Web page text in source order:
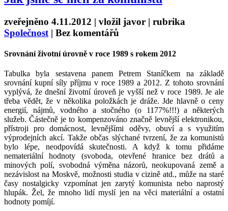
zveřejněno 4.11.2012 | vložil javor | rubrika
Společnost | Bez komentářů
Srovnání životní úrovně v roce 1989 s rokem 2012
Tabulka byla sestavena panem Petrem Staníčkem na základě
srovnání kupní síly příjmu v roce 1989 a 2012. Z tohoto srovnání
vyplývá, že dnešní životní úroveň je vyšší než v roce 1989. Je ale
třeba vědět, že v několika položkách je dráže. Jde hlavně o ceny
energií, nájmů, vodného a stočného (o 1177%!!!) a některých
služeb. Částečně je to kompenzováno značně levnější elektronikou,
přístroji pro domácnost, levnějšími oděvy, obuví a s využitím
výprodejních akcí. Takže občas slýchané tvrzení, že za komunistů
bylo lépe, neodpovídá skutečnosti. A když k tomu přidáme
nemateriální hodnoty (svoboda, otevřené hranice bez drátů a
minových polí, svobodná výměna názorů, neokupovaná země a
nezávislost na Moskvě, možnosti studia v cizině atd., může na staré
časy nostalgicky vzpomínat jen zarytý komunista nebo naprostý
hlupák. Žel, že mnoho lidí myslí jen na věci materiální a ostatní
hodnoty pomíjí.